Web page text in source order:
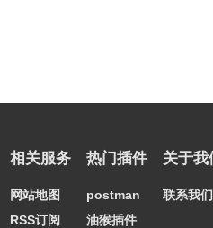
相关服务
网站地图
RSS订阅
热门插件
postman
油猴插件
关于我
联系我们